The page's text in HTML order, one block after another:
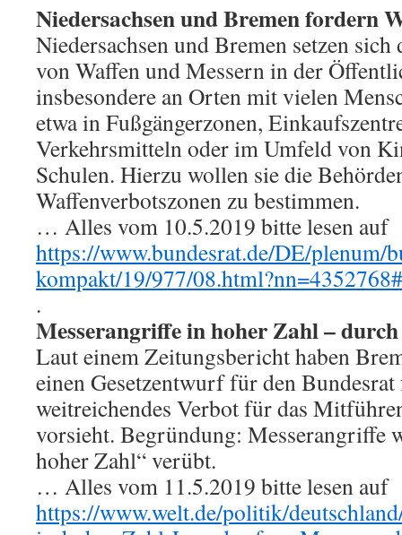
Niedersachsen und Bremen fordern
Niedersachsen und Bremen setzen
von Waffen und Messern in der
insbesondere an Orten mit vielen
etwa in Fußgängerzonen,
Verkehrsmitteln oder im Umfeld von
Schulen. Hierzu wollen sie die
Waffenverbotszonen zu bestimmen.
… Alles vom 10.5.2019 bitte lesen auf
https://www.bundesrat.de/DE/plenum/
kompakt/19/977/
.
Messerangriffe in hoher Zahl –
Laut einem Zeitungsbericht haben
einen Gesetzentwurf für den
weitreichendes Verbot für das
vorsieht. Begründung: Messerangriffe
hoher Zahl“ verübt.
… Alles vom 11.5.2019 bitte lesen auf
https://www.welt.de/politik/